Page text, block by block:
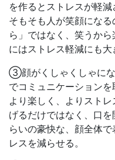
を作るとストレスが軽
そもそも人が笑顔にな
ら」ではなく、笑うか
にはストレス軽減にも大
③顔がくしゃくしゃに
でコミュニケーション
より楽しく、よりスト
げるだけではなく、口
らいの豪快な、顔全体
レスを減らせる。